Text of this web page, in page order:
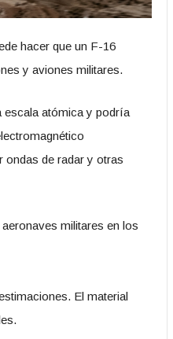
hacer que un F-16
y aviones militares.
escala atómica y podría
ondas de radar y otras
militares en los
El material